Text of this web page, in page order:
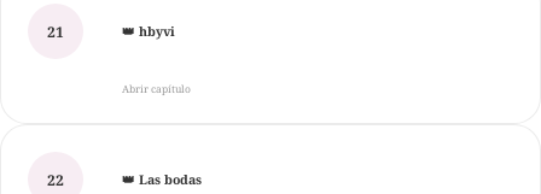
21 👑 hbyvi
Abrir capítulo
22 👑 Las bodas